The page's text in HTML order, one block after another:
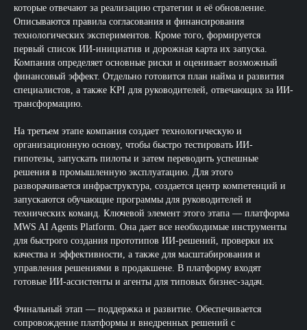
которые отвечают за реализацию стратегии и её обновление.
Описываются правила согласования и финансирования
технологических экспериментов. Кроме того, формируется
первый список ИИ-инициатив и дорожная карта их запуска.
Компания определяет основные риски и оценивает возможный
финансовый эффект. Отдельно готовится план найма и развития
специалистов, а также KPI для руководителей, отвечающих за ИИ-
трансформацию.
На третьем этапе компания создает технологическую и
организационную основу, чтобы быстро тестировать ИИ-
гипотезы, запускать пилоты и затем переводить успешные
решения в промышленную эксплуатацию. Для этого
разворачивается инфраструктура, создается центр компетенций и
запускаются обучающие программы для руководителей и
технических команд. Ключевой элемент этого этапа — платформа
MWS AI Agents Platform. Она дает все необходимые инструменты
для быстрого создания прототипов ИИ-решений, проверки их
качества и эффективности, а также для масштабирования и
управления решениями в продакшене. В платформу входят
готовые ИИ-ассистенты и агенты для типовых бизнес-задач.
Финальный этап — поддержка и развитие. Обеспечивается
сопровождение платформы и внедренных решений с